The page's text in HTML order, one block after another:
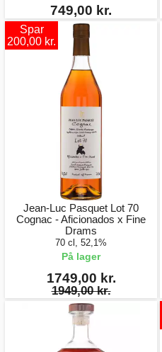
749,00 kr.
Spar
200,00 kr.
Jean-Luc Pasquet Lot 70
Cognac - Aficionados x Fine
Drams
70 cl, 52,1%
På lager
1749,00 kr.
1949,00 kr.